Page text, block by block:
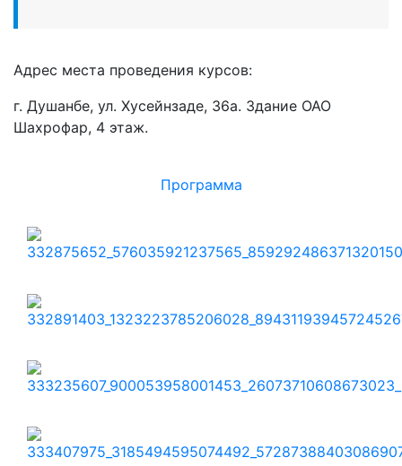
Адрес места проведения курсов:
г. Душанбе, ул. Хусейнзаде, 36а. Здание ОАО
Шахрофар, 4 этаж.
Программа